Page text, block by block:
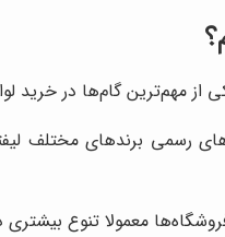
از مهم‌ترین گام‌ها در
رسمی برندهای مختلف
معمولا تنوع